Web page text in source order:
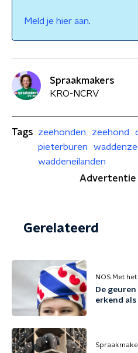
Meld je hier aan.
Spraakmakers
KRO-NCRV
Tags zeehonden zeehond
pieterburen
waddeneilanden
Advertentie
Gerelateerd
NOS Met
De
erkend